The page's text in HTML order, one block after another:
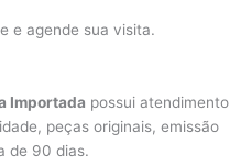
e agende sua visita.
Importada possui atendimento
peças originais, emissão
de 90 dias.